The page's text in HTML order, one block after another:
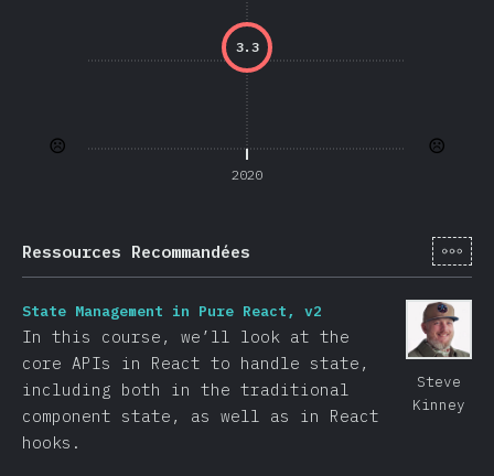
☹️
2020
☹️
3.3
Ressources Recommandées [fr-
Steve
Kinney
State Management in Pure React, v2
In this course, we’ll look at the
core APIs in React to handle state,
including both in the traditional
component state, as well as in React
hooks.